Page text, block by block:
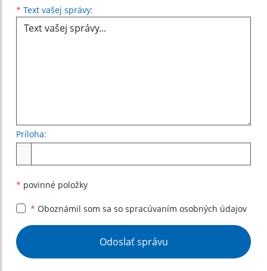
* Text vašej správy:
Príloha:
* povinné položky
* Oboznámil som sa so spracúvaním osobných údajov
Google reCaptcha Response
Odoslať správu